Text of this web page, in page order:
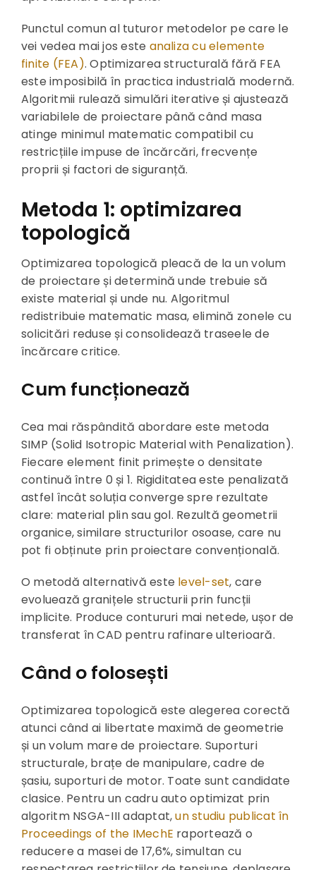
Punctul comun al tuturor metodelor pe care le
vei vedea mai jos este analiza cu elemente
finite (FEA). Optimizarea structurală fără FEA
este imposibilă în practica industrială modernă.
Algoritmii rulează simulări iterative și ajustează
variabilele de proiectare până când masa
atinge minimul matematic compatibil cu
restricțiile impuse de încărcări, frecvențe
proprii și factori de siguranță.
Metoda 1: optimizarea
topologică
Optimizarea topologică pleacă de la un volum
de proiectare și determină unde trebuie să
existe material și unde nu. Algoritmul
redistribuie matematic masa, elimină zonele cu
solicitări reduse și consolidează traseele de
încărcare critice.
Cum funcționează
Cea mai răspândită abordare este metoda
SIMP (Solid Isotropic Material with Penalization).
Fiecare element finit primește o densitate
continuă între 0 și 1. Rigiditatea este penalizată
astfel încât soluția converge spre rezultate
clare: material plin sau gol. Rezultă geometrii
organice, similare structurilor osoase, care nu
pot fi obținute prin proiectare convențională.
O metodă alternativă este level-set, care
evoluează granițele structurii prin funcții
implicite. Produce contururi mai netede, ușor de
transferat în CAD pentru rafinare ulterioară.
Când o folosești
Optimizarea topologică este alegerea corectă
atunci când ai libertate maximă de geometrie
și un volum mare de proiectare. Suporturi
structurale, brațe de manipulare, cadre de
șasiu, suporturi de motor. Toate sunt candidate
clasice. Pentru un cadru auto optimizat prin
algoritm NSGA-III adaptat,un studiu publicat în
Proceedings of the IMechE raportează o
reducere a masei de 17,6%, simultan cu